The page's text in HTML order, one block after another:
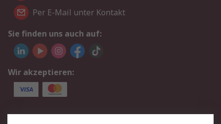
Per E-Mail unter Kontakt
Sie finden uns auch auf:
Wir akzeptieren:
Service